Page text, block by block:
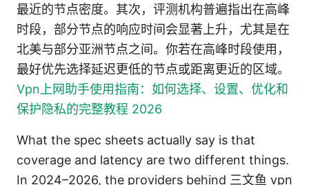
最近的节点密度。其次，评测机构普遍指出在高峰
时段，部分节点的响应时间会显著上升，尤其是在
北美与部分亚洲节点之间。你若在高峰时段使用，
最好优先选择延迟更低的节点或距离更近的区域。
Vpn上网助手使用指南：如何选择、设置、优化和
保护隐私的完整教程 2026
What the spec sheets actually say is that
coverage and latency are two different things.
In 2024–2026, the providers behind 三文鱼 vpn